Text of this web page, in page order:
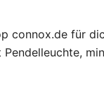
connox.de für